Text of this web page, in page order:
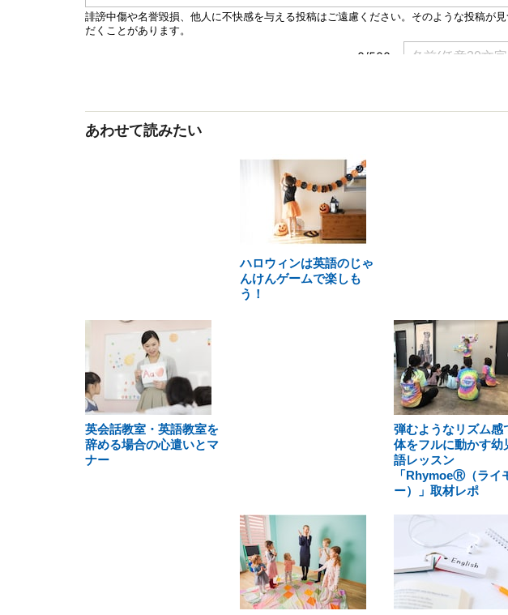
あわせて読みたい
ハロウィンは英語のじゃ
んけんゲームで楽しも
う！
英会話教室・英語教室を
辞める場合の心遣いとマ
ナー
弾むようなリズム感
体をフルに動かす幼
語レッスン
「RhymoeⓇ（ライ
ー）」取材レポ